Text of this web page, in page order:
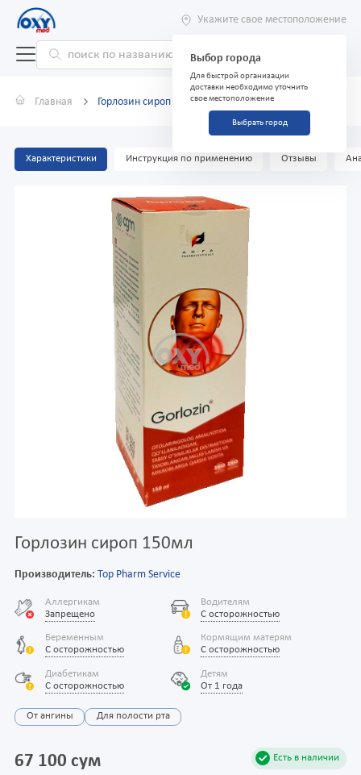
Укажите свое местоположение
Выбор города
Для быстрой организации
доставки необходимо уточнить
свое местоположение
Выбрать город
Главная Горлозин сироп 150мл
Характеристики Инструкция по применению Отзывы
Горлозин сироп 150мл
Производитель: Top Pharm Service
Аллергикам
Запрещено
Водителям
С осторожностью
Беременным
С осторожностью
Кормящим матерям
С осторожностью
Диабетикам
С осторожностью
Детям
От 1 года
От ангины Для полости рта
Есть в наличии
67 100 сум